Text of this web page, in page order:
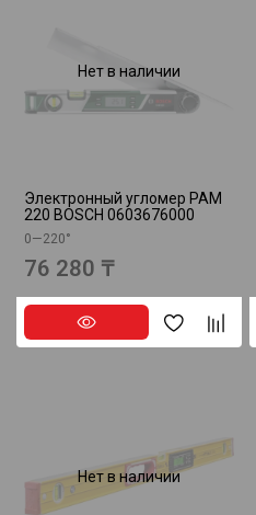
Нет в наличии
Электронный угломер PAM
220 BOSCH 0603676000
0—220°
76 280 ₸
Нет в наличии